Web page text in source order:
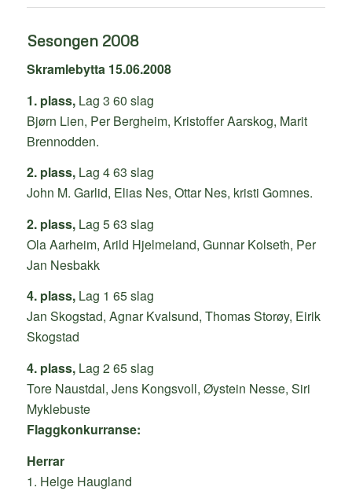
Sesongen 2008
Skramlebytta 15.06.2008
1. plass,Lag 3 60 slag
Bjørn Lien, Per Bergheim, Kristoffer Aarskog, Marit
Brennodden.
2. plass,Lag 4 63 slag
John M. Garlid, Elias Nes, Ottar Nes, kristi Gomnes.
2. plass,Lag 5 63 slag
Ola Aarheim, Arild Hjelmeland, Gunnar Kolseth, Per
Jan Nesbakk
4. plass,Lag 1 65 slag
Jan Skogstad, Agnar Kvalsund, Thomas Storøy, Eirik
Skogstad
4. plass,Lag 2 65 slag
Tore Naustdal, Jens Kongsvoll, Øystein Nesse, Siri
Myklebuste
Flaggkonkurranse:
Herrar
1. Helge Haugland